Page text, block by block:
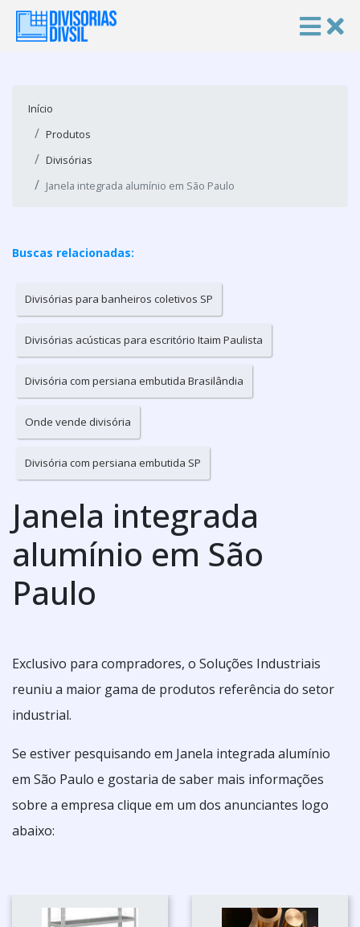
Início
Produtos
Divisórias
Janela integrada alumínio em São Paulo
Buscas relacionadas:
Divisórias para banheiros coletivos SP
Divisórias acústicas para escritório Itaim Paulista
Divisória com persiana embutida Brasilândia
Onde vende divisória
Divisória com persiana embutida SP
Janela integrada
alumínio em São
Paulo
Exclusivo para compradores, o Soluções Industriais
reuniu a maior gama de produtos referência do setor
industrial.
Se estiver pesquisando em Janela integrada alumínio
em São Paulo e gostaria de saber mais informações
sobre a empresa clique em um dos anunciantes logo
abaixo: